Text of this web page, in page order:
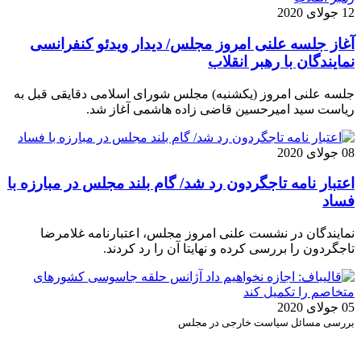
12 جولای 2020
آغاز جلسه علنی امروز مجلس/ دیدار ویدئو کنفرانسی
نمایندگان با رهبر انقلاب
جلسه علنی امروز (یکشنبه) مجلس شورای اسلامی دقایقی قبل به
ریاست سید امیرحسین قاضی زاده هاشمی آغاز شد.
08 جولای 2020
اعتبار نامه تاجگردون رد شد/ گام بلند مجلس در مبارزه با
فساد
نمایندگان در نشست علنی امروز مجلس، اعتبارنامه غلامرضا
تاجگردون را بررسی کرده و نهایتا آن را رد کردند.
05 جولای 2020
بررسی مسائل سیاست خارجی در مجلس